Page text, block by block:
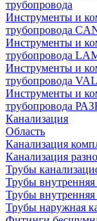
трубопровода
Инструменты и
трубопровода
Инструменты и
трубопровода
Инструменты и
трубопровода
Инструменты и
трубопровода
Канализация
Область
Канализация
Канализация
Трубы
Трубы
Трубы
Трубы наружная